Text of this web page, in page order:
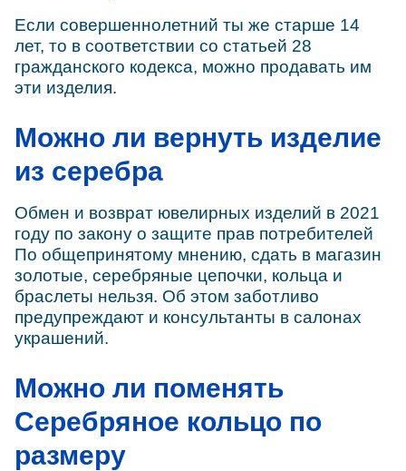
Если совершеннолетний ты же старше 14
лет, то в соответствии со статьей 28
гражданского кодекса, можно продавать им
эти изделия.
Можно ли вернуть изделие
из серебра
Обмен и возврат ювелирных изделий в 2021
году по закону о защите прав потребителей
По общепринятому мнению, сдать в магазин
золотые, серебряные цепочки, кольца и
браслеты нельзя. Об этом заботливо
предупреждают и консультанты в салонах
украшений.
Можно ли поменять
Серебряное кольцо по
размеру